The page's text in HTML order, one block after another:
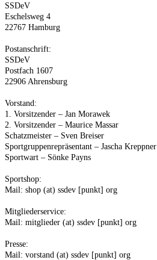
SSDeV
Eschelsweg 4
22767 Hamburg
Postanschrift:
SSDeV
Postfach 1607
22906 Ahrensburg
Vorstand:
1. Vorsitzender – Jan Morawek
2. Vorsitzender – Maurice Massar
Schatzmeister – Sven Breiser
Sportgruppenrepräsentant – Jascha Kreppner
Sportwart – Sönke Payns
Sportshop:
Mail: shop (at) ssdev [punkt] org
Mitgliederservice:
Mail: mitglieder (at) ssdev [punkt] org
Presse:
Mail: vorstand (at) ssdev [punkt] org